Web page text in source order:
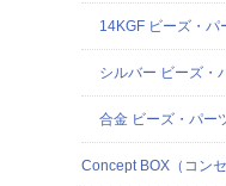
14KGF ビーズ・パ
シルバー ビーズ・
合金 ビーズ・パー
Concept BOX（コン